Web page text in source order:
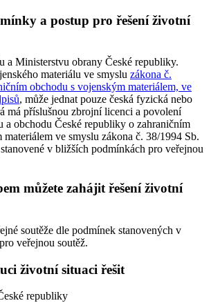
a postup pro řešení životní
a Ministerstvu obrany České republiky.
materiálu ve smyslu zákona č.
obchodu s vojenským materiálem, ve
, může jednat pouze česká fyzická nebo
má příslušnou zbrojní licenci a povolení
a obchodu České republiky o zahraničním
ve smyslu zákona č. 38/1994 Sb.
v bližších podmínkách pro veřejnou
můžete zahájit řešení životní
soutěže dle podmínek stanovených v
veřejnou soutěž.
životní situaci řešit
republiky